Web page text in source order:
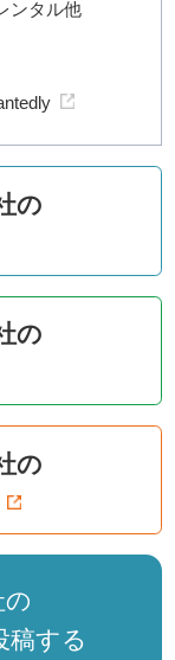
ンタル他
の
の
の
の
稿する